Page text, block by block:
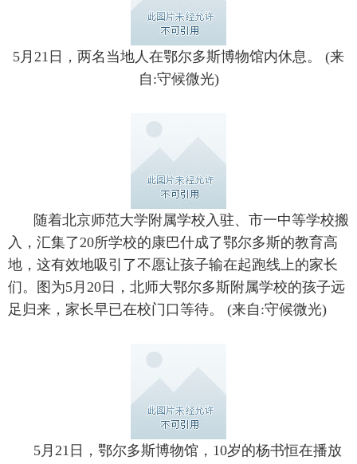
5月21日，两名当地人在鄂尔多斯博物馆内休息。 (来
自:守候微光)
随着北京师范大学附属学校入驻、市一中等学校搬
入，汇集了20所学校的康巴什成了鄂尔多斯的教育高
地，这有效地吸引了不愿让孩子输在起跑线上的家长
们。图为5月20日，北师大鄂尔多斯附属学校的孩子远
足归来，家长早已在校门口等待。 (来自:守候微光)
5月21日，鄂尔多斯博物馆，10岁的杨书恒在播放